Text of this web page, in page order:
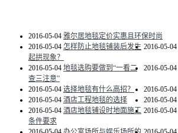
2016-05-04 雅尔居地毯定价实惠且环保时尚
2016-05-04
2016-05-04 怎样防止地毯铺装后发生
起拱现象？
2016-05-04
2016-05-04 地毯选购要做到“一看二
查三注意”
2016-05-04
2016-05-04 选择地毯有什么高招？
2016-05-04
2016-05-04 酒店工程地毯的选择
2016-05-04
2016-05-04 酒店地毯铺设时地面施工
条件要求